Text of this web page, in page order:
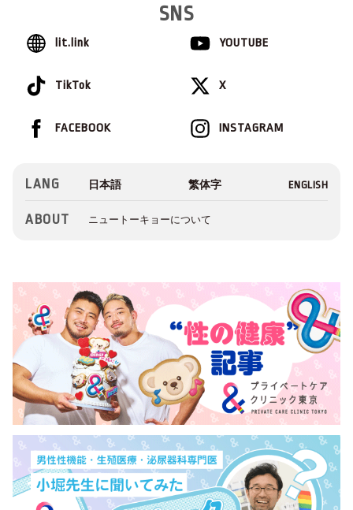
SNS
lit.link YOUTUBE
TikTok X
INSTAGRAM
FACEBOOK
LANG
ABOUT ニュートーキョーについて